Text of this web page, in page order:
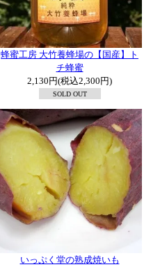
蜂蜜工房 大竹養蜂場の【国産】ト
チ蜂蜜
2,130円(税込2,300円)
SOLD OUT
いっぷく堂の熟成焼いも